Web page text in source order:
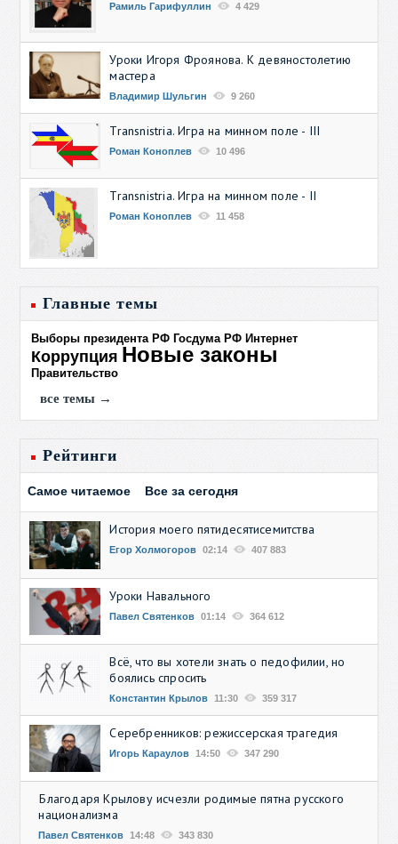
Рамиль Гарифуллин 4 429
Уроки Игоря Фроянова. К девяностолетию
мастера
Владимир Шульгин 9 260
Transnistria. Игра на минном поле - III
Роман Коноплев 10 496
Transnistria. Игра на минном поле - II
Роман Коноплев 11 458
Главные темы
Выборы президента РФ Госдума РФ Интернет
Коррупция Новые законы
Правительство
все темы →
Рейтинги
Самое читаемое Все за сегодня
История моего пятидесятисемитства
Егор Холмогоров 02:14 407 883
Уроки Навального
Павел Святенков 01:14 364 612
Всё, что вы хотели знать о педофилии, но
боялись спросить
Константин Крылов 11:30 359 317
Серебренников: режиссерская трагедия
Игорь Караулов 14:50 347 290
Благодаря Крылову исчезли родимые пятна русского
национализма
Павел Святенков 14:48 343 830